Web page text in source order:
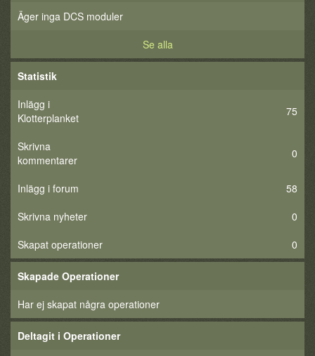
Äger inga DCS moduler
Se alla
Statistik
Inlägg i
Klotterplanket
75
Skrivna
kommentarer
0
Inlägg i forum
58
Skrivna nyheter
0
Skapat operationer
0
Skapade Operationer
Har ej skapat några operationer
Deltagit i Operationer